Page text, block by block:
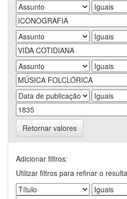
Retornar valores
Adicionar filtros:
Utilizar filtros para refinar o